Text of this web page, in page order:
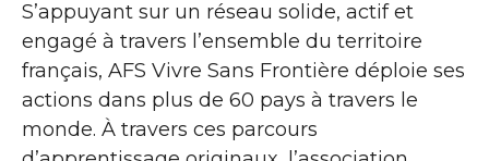
S’appuyant sur un réseau solide, actif et
engagé à travers l’ensemble du territoire
français, AFS Vivre Sans Frontière déploie ses
actions dans plus de 60 pays à travers le
monde. À travers ces parcours